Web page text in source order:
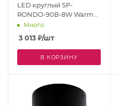
LED круглый SP-
RONDO-90B-8W Warm
White (Arlight, IP40
Металл, 3 года) 022901
Много
3 013 ₽/шт
В КОРЗИНУ